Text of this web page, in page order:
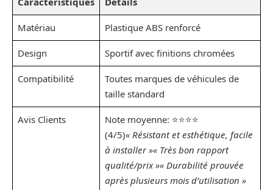
Matériau Plastique ABS renforcé
Design Sportif avec finitions chromées
Compatibilité
Toutes marques de véhicules de
taille standard
Avis Clients
Note moyenne: ⭐⭐⭐⭐
(4/5)« Résistant et esthétique, facile
à installer »« Très bon rapport
qualité/prix »« Durabilité prouvée
après plusieurs mois d’utilisation »